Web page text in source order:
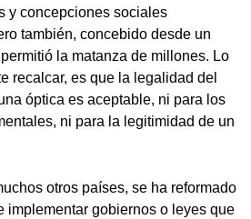
y concepciones sociales
también, concebido desde un
la matanza de millones. Lo
recalcar, es que la legalidad del
óptica es aceptable, ni para los
ni para la legitimidad de un
otros países, se ha reformado
implementar gobiernos o leyes que